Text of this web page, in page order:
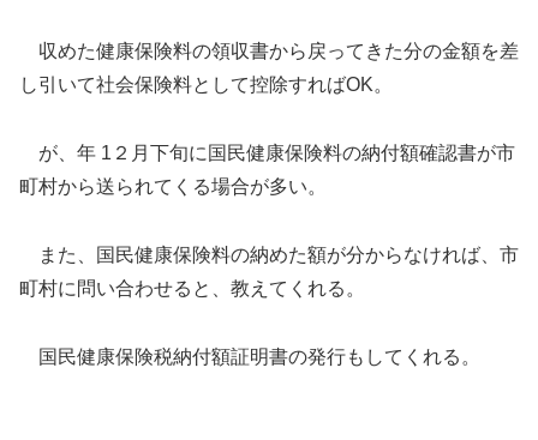
収めた健康保険料の領収書から戻ってきた分の金額を差
し引いて社会保険料として控除すればOK。
が、年 1２月下旬に国民健康保険料の納付額確認書が市
町村から送られてくる場合が多い。
また、国民健康保険料の納めた額が分からなければ、市
町村に問い合わせると、教えてくれる。
国民健康保険税納付額証明書の発行もしてくれる。